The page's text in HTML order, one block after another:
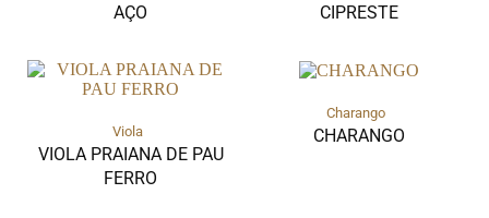
AÇO
CIPRESTE
Viola
VIOLA PRAIANA DE PAU
FERRO
Charango
CHARANGO